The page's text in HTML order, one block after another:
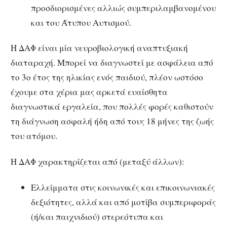
προσδιορισμένες αλλιώς συμπεριλαμβανομένου
και του Άτυπου Αυτισμού.
Η ΔΑΦ είναι μία νευροβιολογική αναπτυξιακή
διαταραχή. Μπορεί να διαγνωστεί με ασφάλεια από
το 3ο έτος της ηλικίας ενός παιδιού, πλέον ωστόσο
έχουμε στα χέρια μας αρκετά ευαίσθητα
διαγνωστικά εργαλεία, που πολλές φορές καθιστούν
τη διάγνωση ασφαλή ήδη από τους 18 μήνες της ζωής
του ατόμου.
Η ΔΑΦ χαρακτηρίζεται από (μεταξύ άλλων):
Ελλείμματα στις κοινωνικές και επικοινωνιακές
δεξιότητες, αλλά και από μοτίβα συμπεριφοράς
(ή/και παιχνιδιού) στερεότυπα και